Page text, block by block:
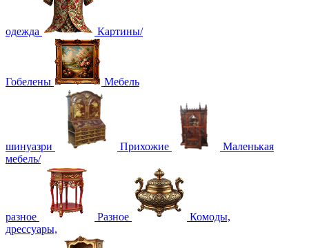
одежда Картины/
Гобелены Мебель
шинуазри Прихожие
Маленькая
мебель/
разное Разное
Комоды,
дрессуары,